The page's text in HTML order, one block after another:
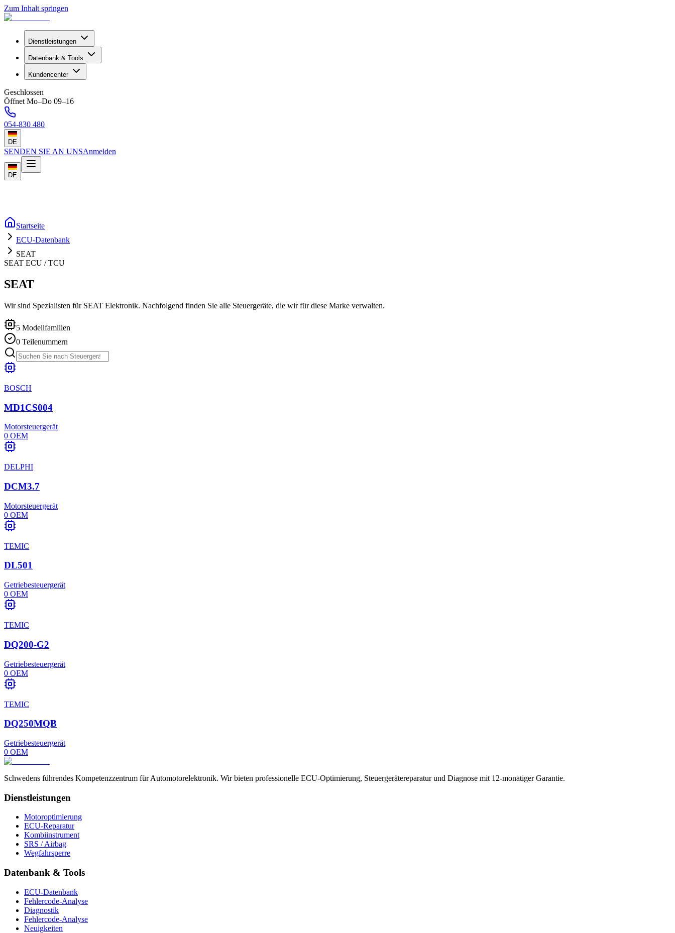
Zum Inhalt springen
Dienstleistungen
Datenbank & Tools
Kundencenter
Geschlossen
Öffnet Mo–Do 09–16
054-830 480
DE
SENDEN SIE AN UNSAnmelden
DE
Startseite
ECU-Datenbank
SEAT
SEAT ECU / TCU
SEAT
Wir sind Spezialisten für SEAT Elektronik. Nachfolgend finden Sie alle Steuergeräte, die wir für diese Marke verwalten.
5 Modellfamilien
0 Teilenummern
BOSCH
MD1CS004
Motorsteuergerät
0 OEM
DELPHI
DCM3.7
Motorsteuergerät
0 OEM
TEMIC
DL501
Getriebesteuergerät
0 OEM
TEMIC
DQ200-G2
Getriebesteuergerät
0 OEM
TEMIC
DQ250MQB
Getriebesteuergerät
0 OEM
Schwedens führendes Kompetenzzentrum für Automotorelektronik. Wir bieten professionelle ECU-Optimierung, Steuergerätereparatur und Diagnose mit 12-monatiger Garantie.
Dienstleistungen
Motoroptimierung
ECU-Reparatur
Kombiinstrument
SRS / Airbag
Wegfahrsperre
Datenbank & Tools
ECU-Datenbank
Fehlercode-Analyse
Diagnostik
Fehlercode-Analyse
Neuigkeiten